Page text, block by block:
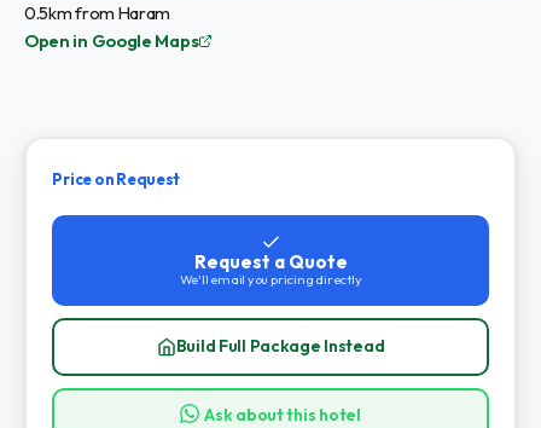
0.5km from Haram
Open in Google Maps
Price on Request
Request a Quote
We'll email you pricing directly
Build Full Package Instead
Ask about this hotel